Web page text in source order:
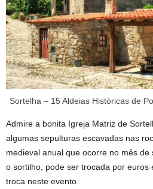
Sortelha – 15 Aldeias Históricas de
Admire a bonita Igreja Matriz de
algumas sepulturas escavadas nas
medieval anual que ocorre no mês de
o sortilho, pode ser trocada por euros
troca neste evento.